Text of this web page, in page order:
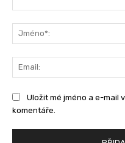
Uložit mé jméno a e-mail
komentáře.